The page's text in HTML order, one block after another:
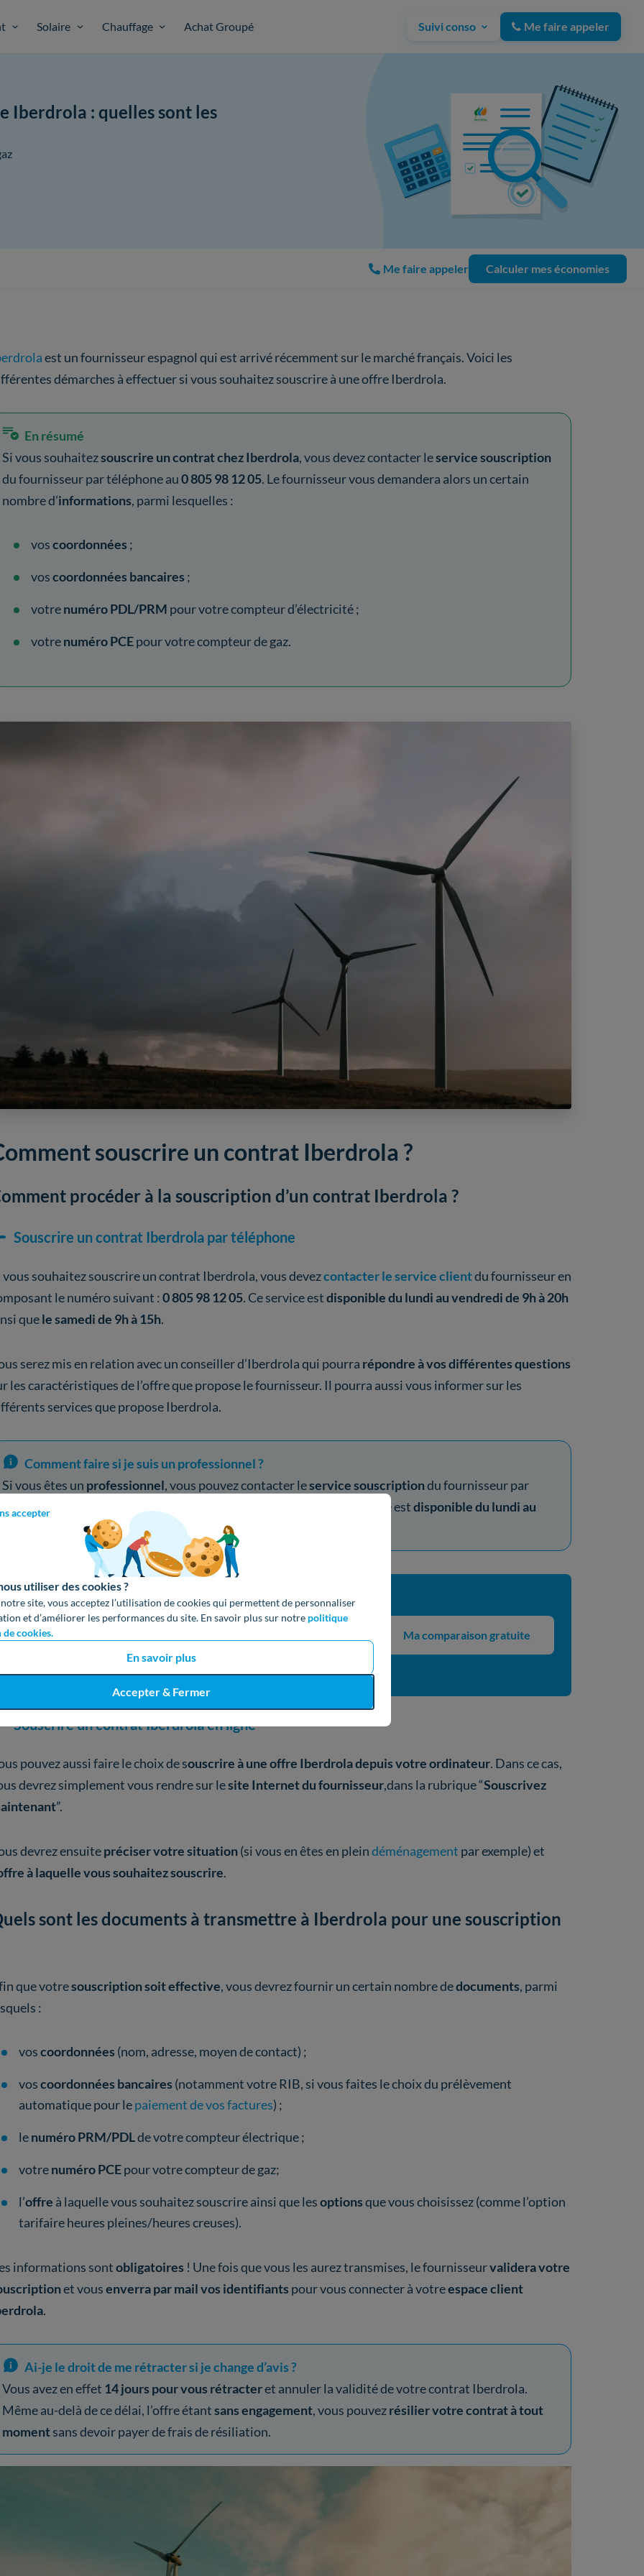
Solaire Chauffage Achat Groupé Suivi conso Me faire appeler
Iberdrola : quelles sont les
accepter
utiliser des cookies ?
site, vous acceptez l’utilisation de cookies qui permettent de personnaliser
et d’améliorer les performances du site. En savoir plus sur notre politique
cookies.
En savoir plus
Accepter & Fermer
Me faire appeler Calculer mes économies
est un fournisseur espagnol qui est arrivé récemment sur le marché français. Voici les
démarches à effectuer si vous souhaitez souscrire à une offre Iberdrola.
En résumé
Si vous souhaitezsouscrire un contrat chez Iberdrola, vous devez contacter leservice souscription
du fournisseur par téléphone au0 805 98 12 05. Le fournisseur vous demandera alors un certain
nombre d’informations, parmi lesquelles :
voscoordonnées ;
voscoordonnées bancaires ;
votrenuméro PDL/PRM pour votre compteur d’électricité ;
votrenuméro PCEpour votre compteur de gaz.
souscrire un contrat Iberdrola ?
procéder à la souscription d’un contrat Iberdrola ?
Souscrire un contrat Iberdrola par téléphone
vous souhaitez souscrire un contrat Iberdrola, vous devezcontacter le service clientdu fournisseur en
le numéro suivant :0 805 98 12 05. Ce service estdisponible du lundi au vendredi de 9h à 20h
quele samedi de 9h à 15h.
serez mis en relation avec un conseiller d’Iberdrola qui pourra répondre à vos différentes questions
les caractéristiques de l’offre que propose le fournisseur. Il pourra aussi vous informer sur les
services que propose Iberdrola.
Comment faire si je suis un professionnel ?
Si vous êtes un professionnel, vous pouvez contacter leservice souscriptiondu fournisseur par
téléphone en composant le numéro suivant :
. Ce service estdisponible du lundi au
vendredi de 8h30 à 18h30.
Trouvez la meilleure offre verte !
Ma comparaison gratuite
Souscrire un contrat Iberdrola en ligne
pouvez aussi faire le choix de souscrire à une offre Iberdrola depuis votre ordinateur. Dans ce cas,
devrez simplementvous rendre sur lesite Internet du fournisseur,dans la rubrique “Souscrivez
”.
devrez ensuitepréciser votre situation(si vous en êtes en pleindéménagement par exemple) et
à laquelle vous souhaitez souscrire.
sont les documents à transmettre à Iberdrola pour une souscription
que votresouscription soit effective, vous devrez fournir un certain nombre dedocuments, parmi
:
voscoordonnées (nom, adresse, moyen de contact) ;
voscoordonnées bancaires (notamment votre RIB, si vous faites le choix du prélèvement
automatique pour lepaiement de vos factures) ;
lenuméro PRM/PDLde votre compteur électrique ;
votrenuméro PCEpour votre compteur de gaz;
l’offre à laquelle vous souhaitez souscrire ainsi que lesoptionsque vous choisissez (comme l’option
tarifaire heures pleines/heures creuses).
informations sontobligatoires ! Une fois que vous les aurez transmises, le fournisseurvalidera votre
et vousenverra par mail vos identifiants pour vous connecter à votreespace client
.
Ai-je le droit de me rétracter si je change d’avis ?
Vous avez en effet 14 jours pour vous rétracteret annuler la validité de votre contrat Iberdrola.
Même au-delà de ce délai, l’offre étantsans engagement, vous pouvezrésilier votre contrat à tout
momentsans devoir payer de frais de résiliation.